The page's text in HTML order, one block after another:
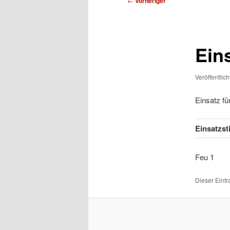
Einsatz
Dieser